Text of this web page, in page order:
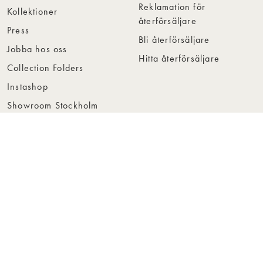
Kollektioner
Press
Jobba hos oss
Collection Folders
Instashop
Showroom Stockholm
Reklamation för
återförsäljare
Bli återförsäljare
Hitta återförsäljare